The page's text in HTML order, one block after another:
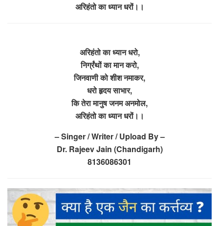
अरिहंतो का ध्यान धरों।।
अरिहंतो का ध्यान धरो,
निर्ग्रंथों का मान करो,
जिनवाणी को शीश नमाकर,
धरो हृदय साभार,
कि तेरा मानुष जनम अनमोल,
अरिहंतो का ध्यान धरों।।
– Singer / Writer / Upload By –
Dr. Rajeev Jain (Chandigarh)
8136086301